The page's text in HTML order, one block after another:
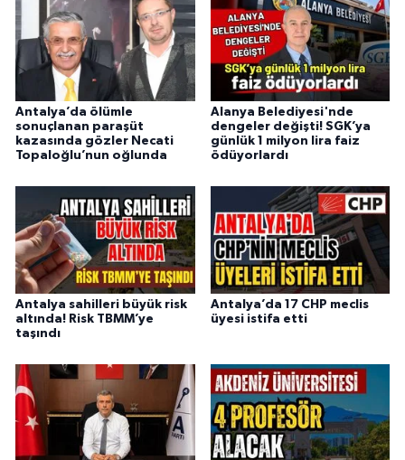
Antalya’da ölümle
sonuçlanan paraşüt
kazasında gözler Necati
Topaloğlu’nun oğlunda
Alanya Belediyesi'nde
dengeler değişti! SGK’ya
günlük 1 milyon lira faiz
ödüyorlardı
Antalya sahilleri büyük risk
altında! Risk TBMM’ye
taşındı
Antalya’da 17 CHP meclis
üyesi istifa etti